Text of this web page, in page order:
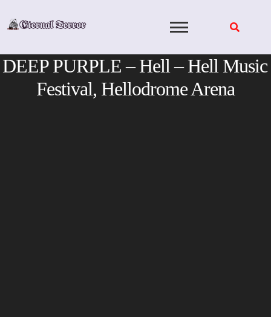
DEEP PURPLE – Hell – Hell Music
Festival, Hellodrome Arena